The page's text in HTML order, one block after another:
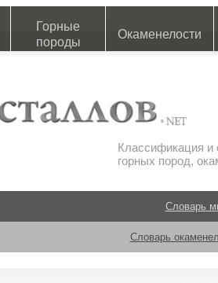
Горные
породы
Окаменелости
Классификация и
горных пород,
Словарь
Словарь